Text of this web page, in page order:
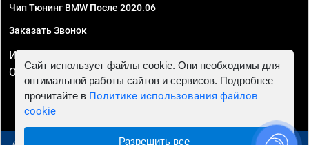
Чип Тюнинг BMW После 2020.06
Заказать Звонок
ИП Смирнов Георгий Павлович. ИНН 781302555843,
ОГРНИП 324470400032610
Сайт использует файлы cookie. Они необходимы для
оптимальной работы сайтов и сервисов. Подробнее
прочитайте в Политике использования файлов
cookie
Разрешить все